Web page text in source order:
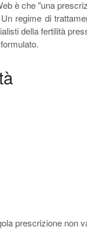
è che "una
regime di
della fertilità
prescrizione non